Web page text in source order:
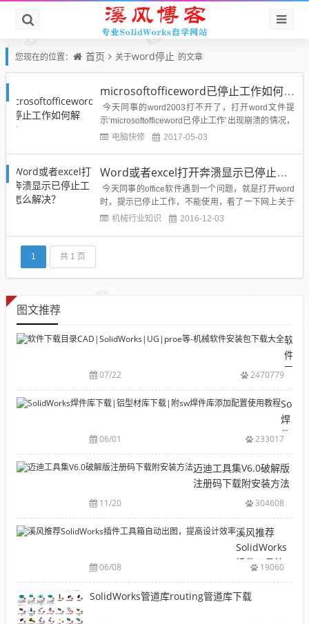
您现在的位置： 首页 关于word停止 的文章
microsoftofficeword已停止工作如何解决？
今天同事的word2003打不开了，打开word文件提
示‘microsoftofficeword已停止工作’出现崩溃的情况，
如下图所示：遇到这个问题其实很好解决，不要重新
中键入%USERPR...
电脑快修 2017-05-03
Word或者excel打开奔溃显示已停止工作怎么解决？
今天同事的office软件遇到一个问题，就是打开word
时，提示已停止工作，不能使用，看了一下网上关于
这块的解释，原来这个问题大多出现在office中的wor
机械行业知识 2016-12-03
1 共 1 页
图文推荐
软
件
下
目
录
机
械
软
安
包
载
07/22 2470779
焊
件
下
载|
型
下
载|
附
06/01 233017
迈迪工具集V6.0破解版
注册码下载附安装方法
11/20 304608
溪风推荐
SolidWorks
插件工具箱
提高设计效
06/08 19060
SolidWorks管道库routing管道库下载